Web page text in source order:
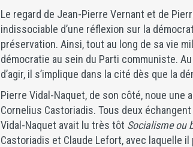
Le regard de Jean-Pierre Vernant et de
indissociable d’une réflexion sur la
préservation. Ainsi, tout au long de sa vie
démocratie au sein du Parti communiste.
d’agir, il s’implique dans la cité dès que la
Pierre Vidal-Naquet, de son côté, noue une
Cornelius Castoriadis. Tous deux
Vidal-Naquet avait lu très tôt Socialisme ou
Castoriadis et Claude Lefort, avec laquelle